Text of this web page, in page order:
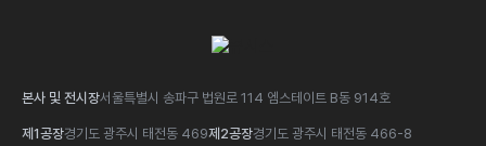
본사 및 전시장서울특별시 송파구 법원로 114 엠스테이트 B동 914호
제1공장경기도 광주시 태전동 469제2공장경기도 광주시 태전동 466-8